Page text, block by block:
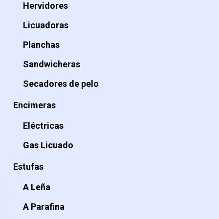
Hervidores
Licuadoras
Planchas
Sandwicheras
Secadores de pelo
Encimeras
Eléctricas
Gas Licuado
Estufas
A Leña
A Parafina